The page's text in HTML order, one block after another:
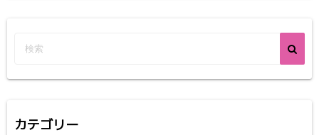
カテゴリー